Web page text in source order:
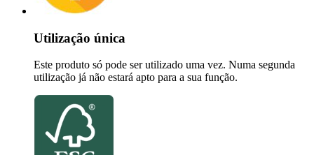
Utilização única
Este produto só pode ser utilizado uma vez. Numa segunda
utilização já não estará apto para a sua função.